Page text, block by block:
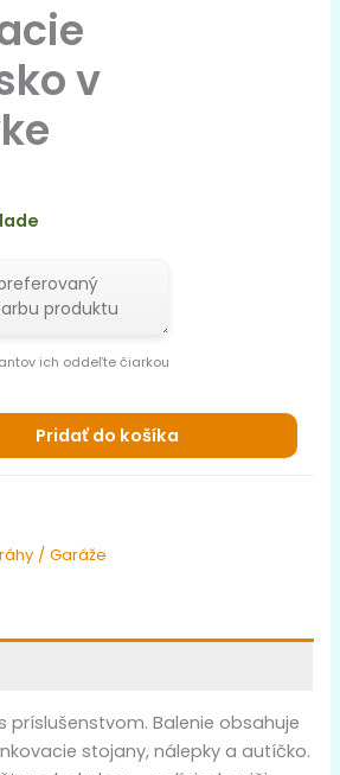
v
ich oddeľte čiarkou
Pridať do košíka
/ Garáže
príslušenstvom. Balenie obsahuje
stojany, nálepky a autíčko.